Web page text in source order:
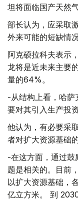
坦将面临国产天然
部长认为，应采取
外来可能的短缺情况
阿克硕拉科夫表示
龙将是近未来主要
量的64%。
-从结构上看，哈萨
要对其引入生产投
他认为，有必要采
者对扩大资源基础的
-在这方面，通过鼓
题是相关的。目前
以扩大资源基础，
亿立方米。 到